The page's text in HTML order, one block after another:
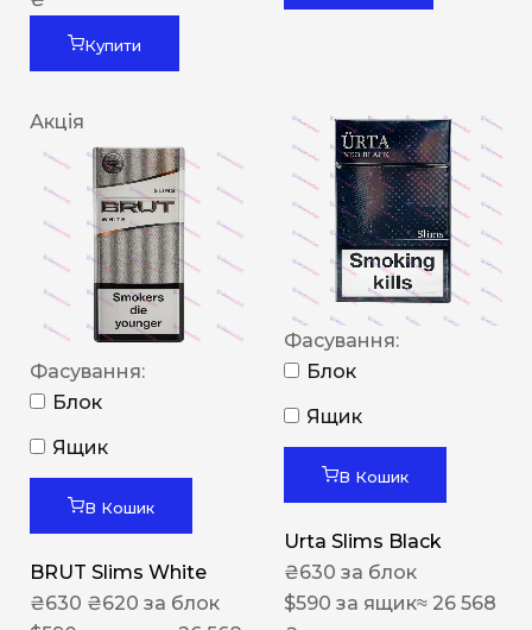
Купити
Акція
Фасування:
Блок
Ящик
В Кошик
BRUT Slims White
₴630 ₴620 за блок
Фасування:
Блок
Ящик
В Кошик
Urta Slims Black
₴630 за блок
$590 за ящик≈ 26 568